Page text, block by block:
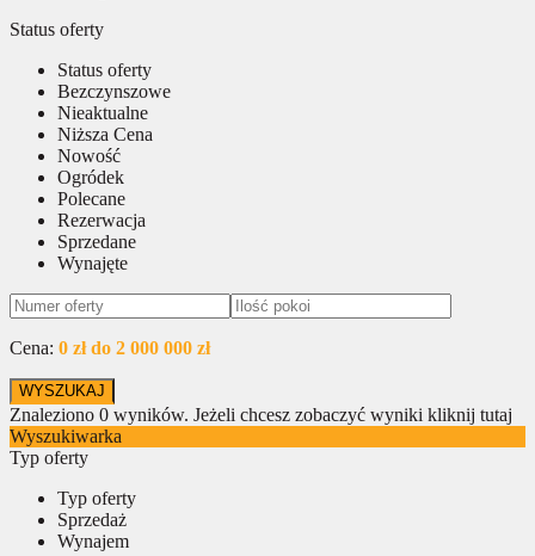
Status oferty
Status oferty
Bezczynszowe
Nieaktualne
Niższa Cena
Nowość
Ogródek
Polecane
Rezerwacja
Sprzedane
Wynajęte
Cena: 0 zł do 2 000 000 zł
Znaleziono 0 wyników. Jeżeli chcesz zobaczyć wyniki kliknij tutaj
Wyszukiwarka
Typ oferty
Typ oferty
Sprzedaż
Wynajem